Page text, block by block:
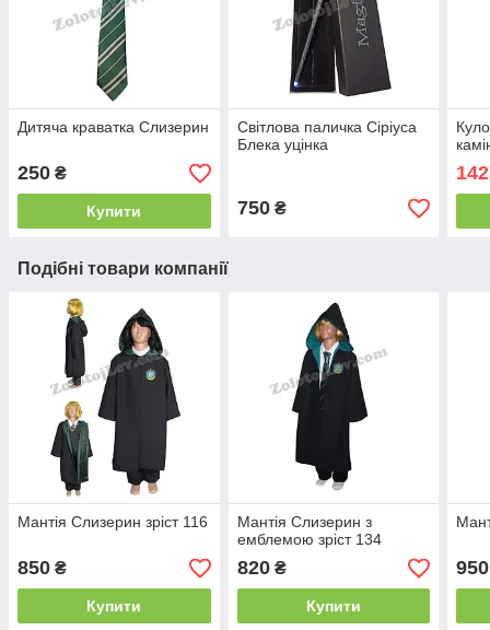
Дитяча краватка Слизерин
250 ₴
Купити
Світлова паличка Сіріуса
Блека уцінка
750₴
Подібні товари компанії
Мантія Слизерин зріст 116
850 ₴
Купити
Мантія Слизерин з
емблемою зріст 134
820₴
Купити
950